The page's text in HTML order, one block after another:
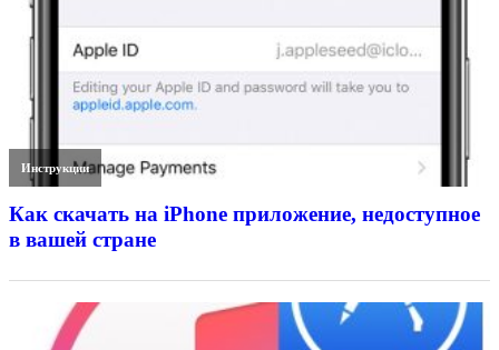
Инструкции
Как скачать на iPhone приложение, недоступное
в вашей стране